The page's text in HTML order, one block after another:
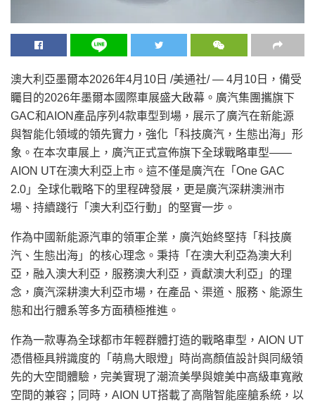
澳大利亞墨爾本2026年4月10日 /美通社/ — 4月10日，備受
矚目的2026年墨爾本國際車展盛大啟幕。廣汽集團攜旗下
GAC和AION產品序列4款車型到場，展示了廣汽在新能源
與智能化領域的領先實力，強化「科技廣汽，生態出海」形
象。在本次車展上，廣汽正式宣佈旗下全球戰略車型——
AION UT在澳大利亞上市。這不僅是廣汽在「One GAC
2.0」全球化戰略下的里程碑發展，更是廣汽深耕澳洲市
場、持續踐行「澳大利亞行動」的堅實一步。
作為中國新能源汽車的領軍企業，廣汽始終堅持「科技廣
汽、生態出海」的核心理念。秉持「在澳大利亞為澳大利
亞，融入澳大利亞，服務澳大利亞，貢獻澳大利亞」的理
念，廣汽深耕澳大利亞市場，在產品、渠道、服務、能源生
態和出行體系等多方面積極推進。
作為一款專為全球都市年輕群體打造的戰略車型，AION UT
憑借極具辨識度的「萌鳥大眼燈」時尚高顏值設計與同級領
先的大空間體驗，完美實現了潮流美學與媲美中高級車寬敞
空間的兼容；同時，AION UT搭載了高階智能座艙系統，以